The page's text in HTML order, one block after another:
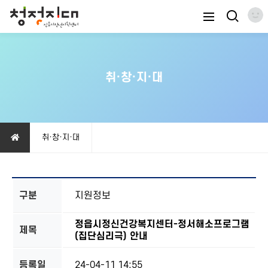
취·창·지·대
취·창·지·대
구분 지원정보
제목
정읍시정신건강복지센터-정서해소프로그램
(집단심리극) 안내
등록일 24-04-11 14:55